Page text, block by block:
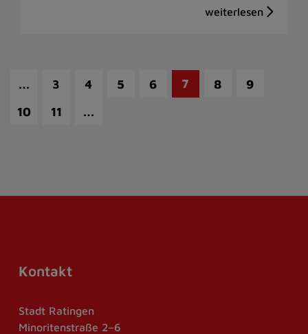
… 3 4 5 6 7 8
9
10
11 …
Kontakt
Stadt Ratingen
Minoritenstraße 2–6